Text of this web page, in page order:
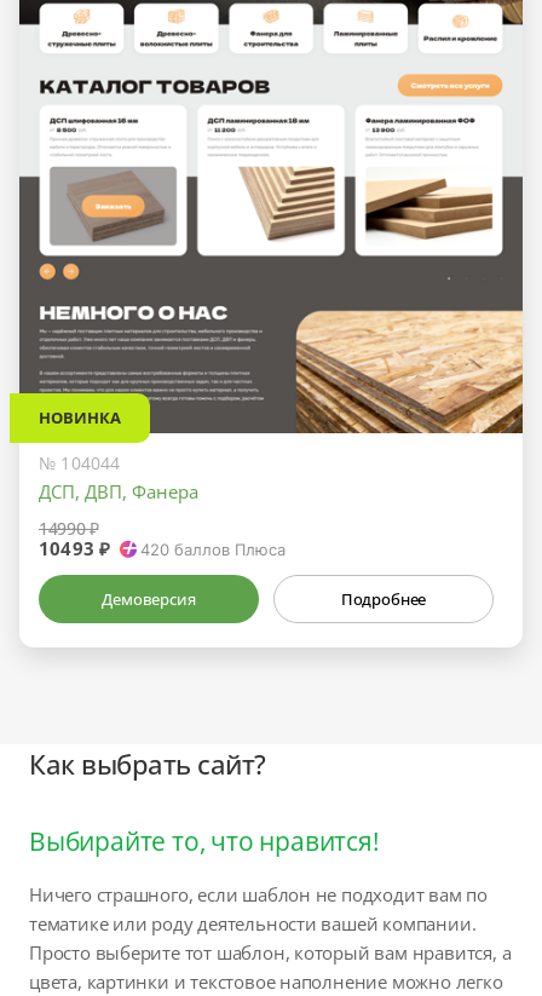
НОВИНКА
№ 104044
ДСП, ДВП, Фанера
14990 ₽
10493 ₽ 420 баллов Плюса
Демоверсия Подробнее
Как выбрать сайт?
Выбирайте то, что нравится!
Ничего страшного, если шаблон не подходит вам по
тематике или роду деятельности вашей компании.
Просто выберите тот шаблон, который вам нравится, а
цвета, картинки и текстовое наполнение можно легко